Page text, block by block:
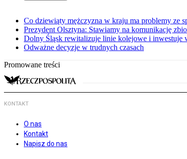
Co dziewiąty mężczyzna w kraju ma problemy ze
Prezydent Olsztyna: Stawiamy na komunikację
Dolny Śląsk rewitalizuje linie kolejowe i inwestuje
Odważne decyzje w trudnych czasach
Promowane treści
KONTAKT
O nas
Kontakt
Napisz do nas